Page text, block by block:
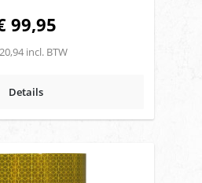
99,95
incl. BTW
Details